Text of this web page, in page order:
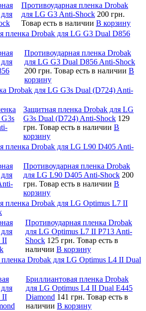
Противоударная пленка Drobak
для LG G3 Anti-Shock 200 грн.
Товар есть в наличии В корзину
пленка Drobak для LG G3 Dual D856
Противоударная пленка Drobak
для LG G3 Dual D856 Anti-Shock
200 грн. Товар есть в наличии В
корзину
Drobak для LG G3s Dual (D724) Anti-
Защитная пленка Drobak для LG
G3s Dual (D724) Anti-Shock 129
грн. Товар есть в наличии В
корзину
пленка Drobak для LG L90 D405 Anti-
Противоударная пленка Drobak
для LG L90 D405 Anti-Shock 200
грн. Товар есть в наличии В
корзину
пленка Drobak для LG Optimus L7 II
Противоударная пленка Drobak
для LG Optimus L7 II P713 Anti-
Shock 125 грн. Товар есть в
наличии В корзину
пленка Drobak для LG Optimus L4 II Dual
Бриллиантовая пленка Drobak
для LG Optimus L4 II Dual E445
Diamond 141 грн. Товар есть в
наличии В корзину